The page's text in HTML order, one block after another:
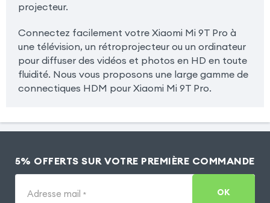
projecteur.
Connectez facilement votre Xiaomi Mi 9T Pro à
une télévision, un rétroprojecteur ou un ordinateur
pour diffuser des vidéos et photos en HD en toute
fluidité. Nous vous proposons une large gamme de
connectiques HDM pour Xiaomi Mi 9T Pro.
5% OFFERTS SUR VOTRE PREMIÈRE COMMANDE
Adresse mail * OK